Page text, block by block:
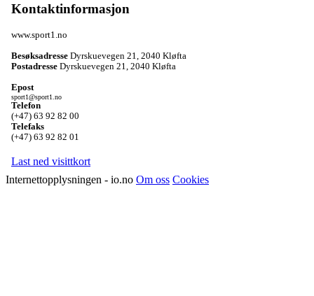
Kontaktinformasjon
www.sport1.no
Besøksadresse Dyrskuevegen 21
2040 Kløfta
Postadresse Dyrskuevegen 21 2040 Kløfta
Epost
sport1@sport1.no
Telefon
(+47) 63 92 82 00
Telefaks
(+47) 63 92 82 01
Last ned visittkort
Internettopplysningen - io.no Om oss Cookies